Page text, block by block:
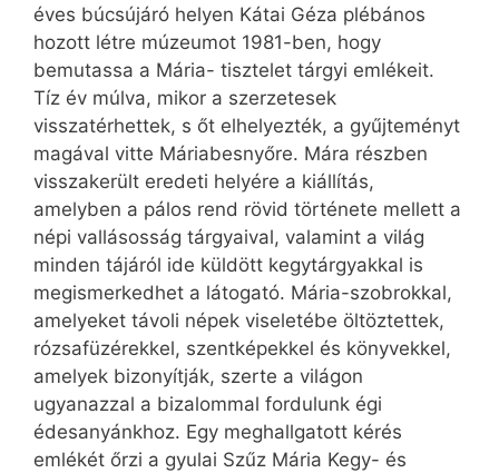
éves búcsújáró helyen Kátai Géza plébános
hozott létre múzeumot 1981-ben, hogy
bemutassa a Mária- tisztelet tárgyi emlékeit.
Tíz év múlva, mikor a szerzetesek
visszatérhettek, s őt elhelyezték, a gyűjteményt
magával vitte Máriabesnyőre. Mára részben
visszakerült eredeti helyére a kiállítás,
amelyben a pálos rend rövid története mellett a
népi vallásosság tárgyaival, valamint a világ
minden tájáról ide küldött kegytárgyakkal is
megismerkedhet a látogató. Mária-szobrokkal,
amelyeket távoli népek viseletébe öltöztettek,
rózsafüzérekkel, szentképekkel és könyvekkel,
amelyek bizonyítják, szerte a világon
ugyanazzal a bizalommal fordulunk égi
édesanyánkhoz. Egy meghallgatott kérés
emlékét őrzi a gyulai Szűz Mária Kegy- és